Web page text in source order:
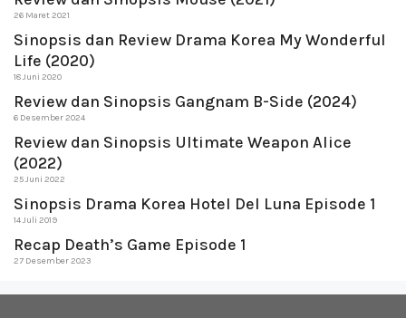
26 Maret 2021
Sinopsis dan Review Drama Korea My Wonderful
Life (2020)
18 Juni 2020
Review dan Sinopsis Gangnam B-Side (2024)
6 Desember 2024
Review dan Sinopsis Ultimate Weapon Alice
(2022)
25 Juni 2022
Sinopsis Drama Korea Hotel Del Luna Episode 1
14 Juli 2019
Recap Death’s Game Episode 1
27 Desember 2023